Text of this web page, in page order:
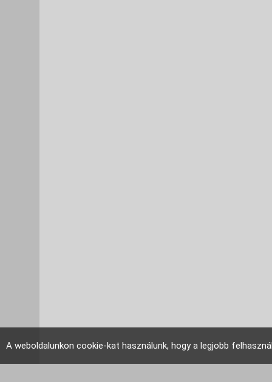
A weboldalunkon cookie-kat használunk, hogy a legjobb